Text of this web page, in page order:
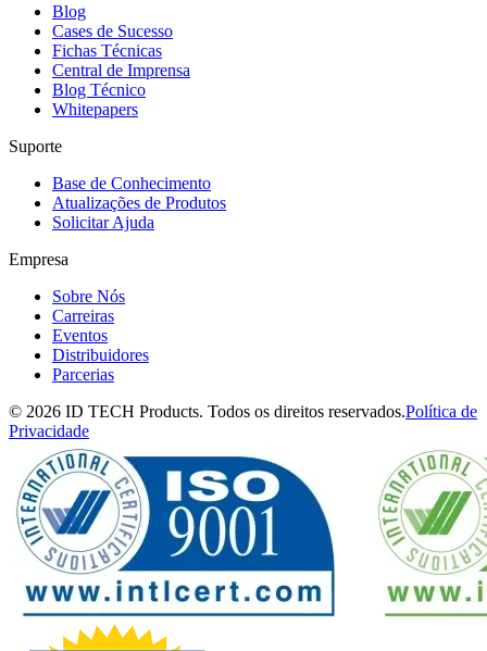
Blog
Cases de Sucesso
Fichas Técnicas
Central de Imprensa
Blog Técnico
Whitepapers
Suporte
Base de Conhecimento
Atualizações de Produtos
Solicitar Ajuda
Empresa
Sobre Nós
Carreiras
Eventos
Distribuidores
Parcerias
© 2026 ID TECH Products. Todos os direitos reservados.Política de
Privacidade